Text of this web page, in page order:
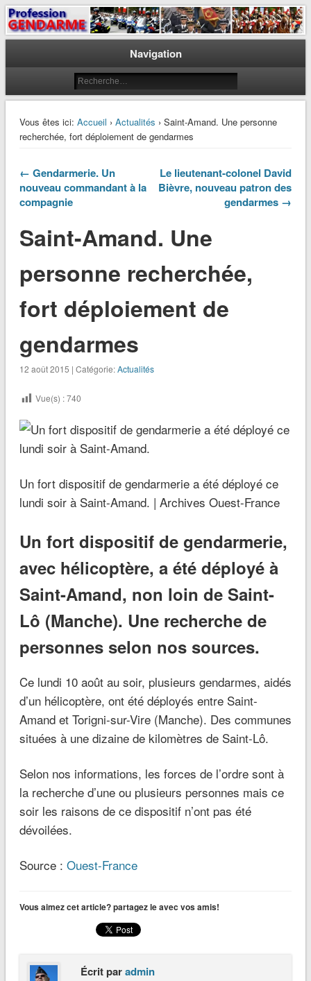
Profession Gendarme
Le journal des gendarmes
Navigation
Vous êtes ici: Accueil › Actualités › Saint-Amand. Une personne
recherchée, fort déploiement de gendarmes
← Gendarmerie. Un
nouveau commandant à la
compagnie
Le lieutenant-colonel David
Bièvre, nouveau patron des
gendarmes →
Saint-Amand. Une
personne recherchée,
fort déploiement de
gendarmes
12 août 2015 | Catégorie:Actualités
Vue(s) :740
Un fort dispositif de gendarmerie a été déployé ce
lundi soir à Saint-Amand. | Archives Ouest-France
Un fort dispositif de gendarmerie,
avec hélicoptère, a été déployé à
Saint-Amand, non loin de Saint-
Lô (Manche). Une recherche de
personnes selon nos sources.
Ce lundi 10 août au soir, plusieurs gendarmes, aidés
d’un hélicoptère, ont été déployés entre Saint-
Amand et Torigni-sur-Vire (Manche). Des communes
situées à une dizaine de kilomètres de Saint-Lô.
Selon nos informations, les forces de l’ordre sont à
la recherche d’une ou plusieurs personnes mais ce
soir les raisons de ce dispositif n’ont pas été
dévoilées.
Source : Ouest-France
Vous aimez cet article? partagez le avec vos amis!
Écrit paradmin